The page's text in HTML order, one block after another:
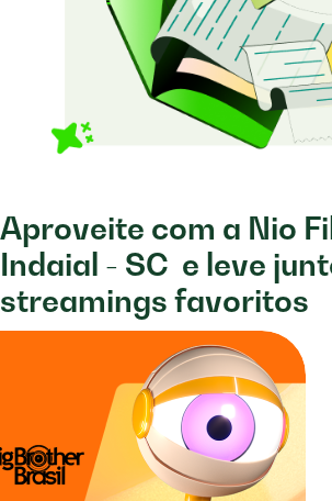
Aproveite com a Nio
Indaial - SC e leve
streamings favoritos